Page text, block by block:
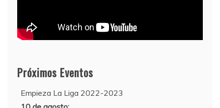
Próximos Eventos
12 de agosto:
10 de agosto: